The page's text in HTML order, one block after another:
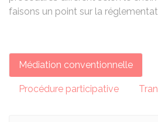
faisons un point sur la
Médiation conventionnelle
Procédure participative